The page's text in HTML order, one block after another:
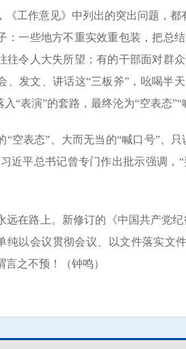
作意见》中列出的突出问题，都
：一些地方不重实效重包装，把总
往令人大失所望；有的干部面对群
、发文、讲话这“三板斧”，吆喝
入“表演”的套路，最终沦为“空表态”“
表态”、大而无当的“喊口号”、只
近平总书记曾专门作出批示强调
路上。新修订的《中国共产党纪
纯以会议贯彻会议、以文件落实文
之不预！（钟鸣）